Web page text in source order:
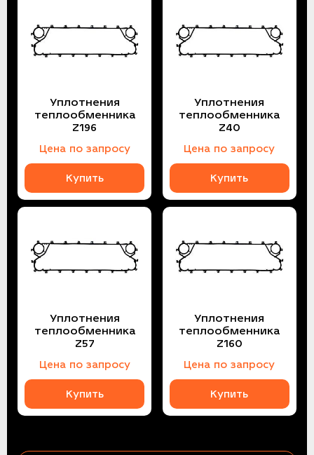
Уплотнения
теплообменника
Z196
Цена по запросу
Купить
Уплотнения
теплообменника
Z40
Цена по запросу
Купить
Уплотнения
теплообменника
Z57
Цена по запросу
Купить
Уплотнения
теплообменника
Z160
Цена по запросу
Купить